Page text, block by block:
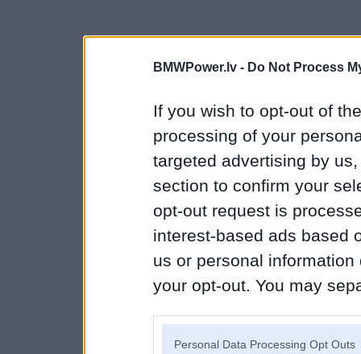
BMWPower.lv - Do Not Process
If you wish to opt-out of
processing of your
targeted advertising by
section to confirm your
opt-out request is
interest-based ads based
us or personal
your opt-out. You may
Personal Data Processing Opt Outs